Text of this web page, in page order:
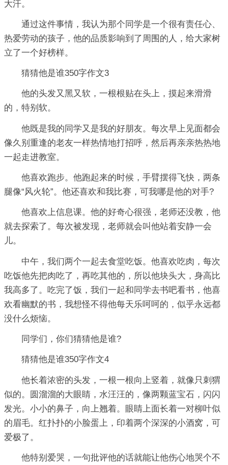
大汗。
通过这件事情，我认为那个同学是一个很有责任心、
热爱劳动的孩子，他的品质影响到了周围的人，给大家树
立了一个好榜样。
猜猜他是谁350字作文3
他的头发又黑又软，一根根贴在头上，摸起来滑滑
的，特别软。
他既是我的同学又是我的好朋友。每次早上见面都会
像久别重逢的老友一样热情地打招呼，然后再亲亲热热地
一起走进教室。
他喜欢跑步。他跑起来的时候，手臂摆得飞快，两条
腿像“风火轮”。他还喜欢和我比赛，可我哪是他的对手?
他喜欢上信息课。他的好奇心很强，老师还没教，他
就去探索了。每次被发现，老师就会叫他站着安静一会
儿。
中午，我们两个一起去食堂吃饭。他喜欢吃肉，每次
吃饭他先把肉吃了，再吃其他的，所以他块头大，身高比
我高多了。吃完了饭，我们一起和同学去书吧看书，他喜
欢看幽默的书，我想怪不得他每天乐呵呵的，似乎永远都
没什么烦恼。
同学们，你们猜猜他是谁?
猜猜他是谁350字作文4
他长着浓密的头发，一根一根向上竖着，就像只刺猬
似的。圆溜溜的大眼睛，水汪汪的，像两颗蓝宝石，闪闪
发光。小小的鼻子，向上翘着。眼睛上面长着一对柳叶似
的眉毛。红扑扑的小脸蛋上，印着两个深深的小酒窝，可
爱极了。
他特别爱哭，一句批评他的话就能让他伤心地哭个不